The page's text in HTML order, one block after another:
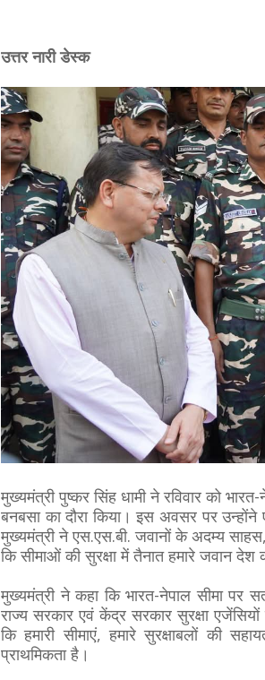
उत्तर नारी डेस्क
मुख्यमंत्री पुष्कर सिंह धामी ने रविवार को
बनबसा का दौरा किया। इस अवसर पर
मुख्यमंत्री ने एस.एस.बी. जवानों के अदम्य
कि सीमाओं की सुरक्षा में तैनात हमारे जवान देश
मुख्यमंत्री ने कहा कि भारत-नेपाल सीमा
राज्य सरकार एवं केंद्र सरकार सुरक्षा
कि हमारी सीमाएं, हमारे सुरक्षाबलों की
प्राथमिकता है।